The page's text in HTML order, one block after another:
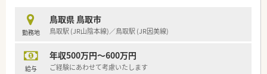
【法人特徴について】
■東証プライム上場のスズケングループに属する安定した経営
■地域包括ケアの推進に力を入れており、無菌調剤の対応や介護
事業との連携など、多角的な視点で医療を提供しています。
勤務地
鳥取県 鳥取市
鳥取駅 (JR山陰本線)／鳥取駅 (JR因美線)
給与
年収500万円～600万円
ご経験にあわせて考慮いたします